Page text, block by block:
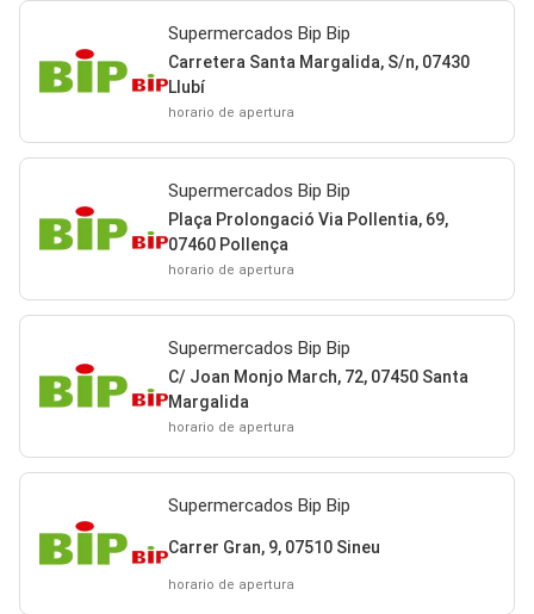
Supermercados Bip Bip
Carretera Santa Margalida, S/n, 07430
Llubí
horario de apertura
Supermercados Bip Bip
Plaça Prolongació Via Pollentia, 69,
07460 Pollença
horario de apertura
Supermercados Bip Bip
C/ Joan Monjo March, 72, 07450 Santa
Margalida
horario de apertura
Supermercados Bip Bip
Carrer Gran, 9, 07510 Sineu
horario de apertura